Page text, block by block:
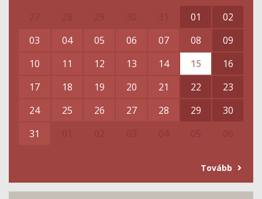
01
02
03
04 05 06 07 08
09
10
11 12 13 14 15
16
17
18 19 20 21 22
23
24
25 26 27 28 29
30
31
Tovább